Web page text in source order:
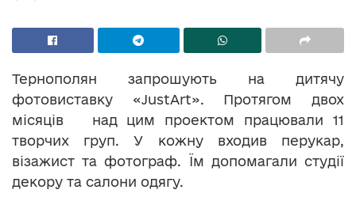
Тернополян запрошують на дитячу
фотовиставку «JustArt». Протягом двох
місяців над цим проектом працювали 11
творчих груп. У кожну входив перукар,
візажист та фотограф. Їм допомагали студії
декору та салони одягу.